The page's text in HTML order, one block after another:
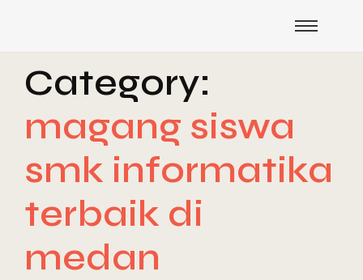
Category:
magang siswa
smk informatika
terbaik di
medan